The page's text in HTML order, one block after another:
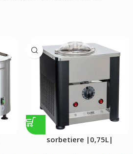
sorbetiere |0,75L|